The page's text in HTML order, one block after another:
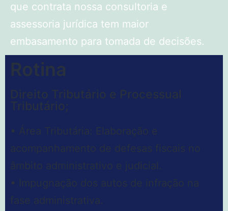
que contrata nossa consultoria e
assessoria jurídica tem maior
embasamento para tomada de decisões.
Rotina
Direito Tributário e Processual
Tributário;
• Área Tributária: Elaboração e
acompanhamento de defesas fiscais no
âmbito administrativo e judicial.
• Impugnação dos autos de infração na
fase administrativa.